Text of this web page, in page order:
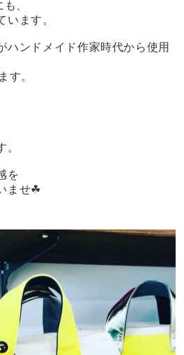
、
います。
ハンドメイド作家時代から使用
す。
。
を
ませ☘